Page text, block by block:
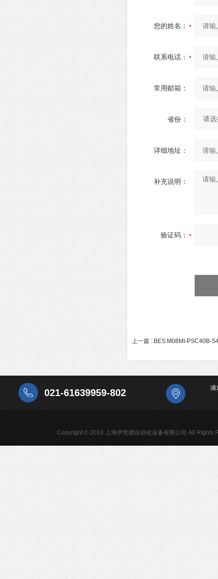
您的姓名：
联系电话：
常用邮箱：
省份：
详细地址：
补充说明：
验证码：
上一篇 : BES M08MI-PSC40B-
021-61639959-802 浦
Copyright © 2018 上海伊里德自动化设备有限公司 All Rights